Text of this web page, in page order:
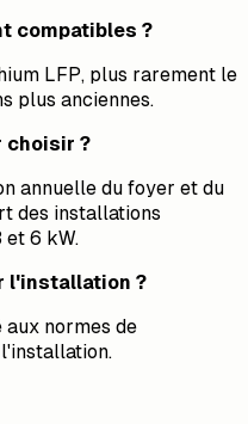
compatibles ?
LFP, plus rarement le
plus anciennes.
choisir ?
annuelle du foyer et du
des installations
et 6 kW.
l'installation ?
normes de